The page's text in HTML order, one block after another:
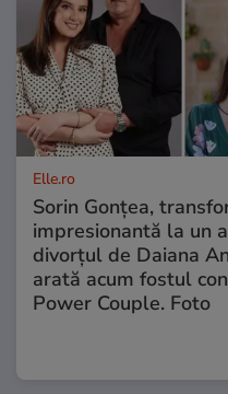
Elle.ro
Sorin Gonțea,
impresionantă la un
divorțul de Daiana
arată acum fostul
Power Couple. Foto